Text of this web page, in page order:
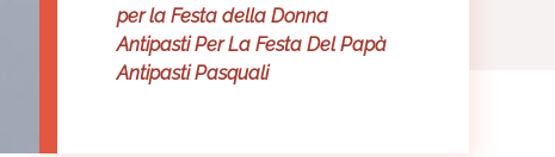
per la Festa della Donna
Antipasti Per La Festa Del Papà
Antipasti Pasquali